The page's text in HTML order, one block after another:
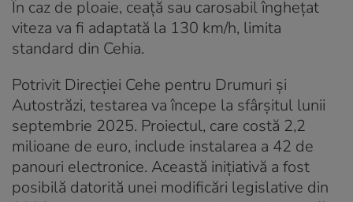
În caz de ploaie, ceață sau carosabil înghețat
viteza va fi adaptată la 130 km/h, limita
standard din Cehia.
Potrivit Direcției Cehe pentru Drumuri și
Autostrăzi, testarea va începe la sfârșitul lunii
septembrie 2025. Proiectul, care costă 2,2
milioane de euro, include instalarea a 42 de
panouri electronice. Această inițiativă a fost
posibilă datorită unei modificări legislative din